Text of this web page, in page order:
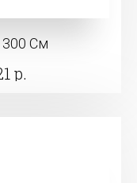
См
р.